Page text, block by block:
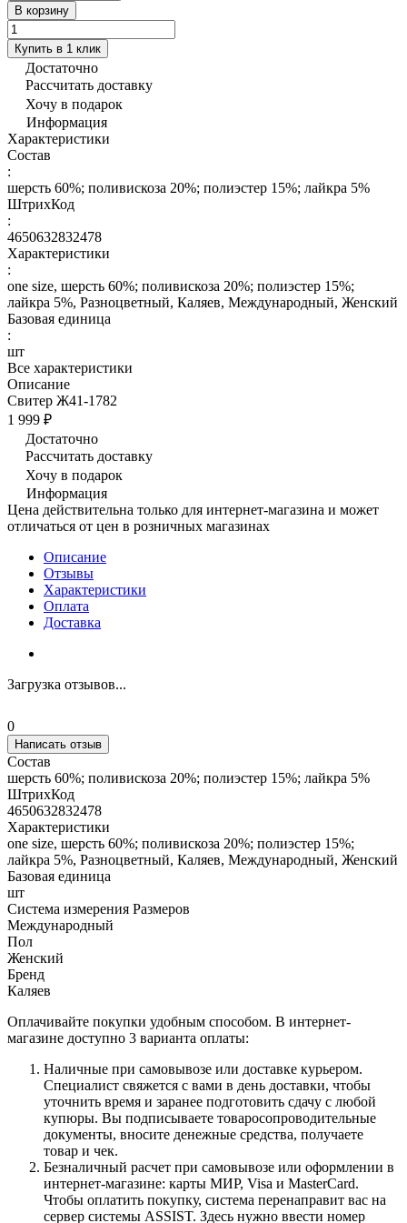
В корзину
Купить в 1 клик
Достаточно
Рассчитать доставку
Хочу в подарок
Информация
Характеристики
Состав
:
шерсть 60%; поливискоза 20%; полиэстер 15%; лайкра 5%
ШтрихКод
:
4650632832478
Характеристики
:
one size, шерсть 60%; поливискоза 20%; полиэстер 15%;
лайкра 5%, Разноцветный, Каляев, Международный, Женский
Базовая единица
:
шт
Все характеристики
Описание
Свитер Ж41-1782
1 999 ₽
Достаточно
Рассчитать доставку
Хочу в подарок
Информация
Цена действительна только для интернет-магазина и может
отличаться от цен в розничных магазинах
Описание
Отзывы
Характеристики
Оплата
Доставка
Загрузка отзывов...
0
Написать отзыв
Состав
шерсть 60%; поливискоза 20%; полиэстер 15%; лайкра 5%
ШтрихКод
4650632832478
Характеристики
one size, шерсть 60%; поливискоза 20%; полиэстер 15%;
лайкра 5%, Разноцветный, Каляев, Международный, Женский
Базовая единица
шт
Система измерения Размеров
Международный
Пол
Женский
Бренд
Каляев
Оплачивайте покупки удобным способом. В интернет-
магазине доступно 3 варианта оплаты:
Наличные при самовывозе или доставке курьером.
Специалист свяжется с вами в день доставки, чтобы
уточнить время и заранее подготовить сдачу с любой
купюры. Вы подписываете товаросопроводительные
документы, вносите денежные средства, получаете
товар и чек.
Безналичный расчет при самовывозе или оформлении в
интернет-магазине: карты МИР, Visa и MasterCard.
Чтобы оплатить покупку, система перенаправит вас на
сервер системы ASSIST. Здесь нужно ввести номер